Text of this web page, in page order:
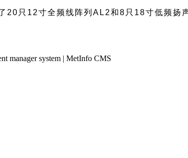
只12寸全频线阵列AL2和8只18寸低频扬